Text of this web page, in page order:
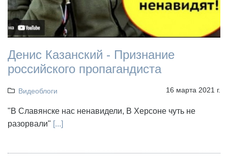
Денис Казанский - Признание
российского пропагандиста
Видеоблоги 16 марта 2021 г.
"В Славянске нас ненавидели, В Херсоне чуть не
разорвали" [...]